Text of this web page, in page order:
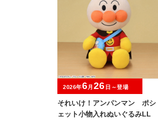
それいけ！アンパンマン ポシ
ェット小物入れぬいぐるみLL
2026年6 月 26 日～登場